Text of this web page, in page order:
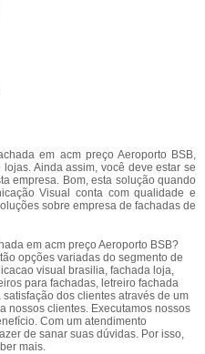
em acm preço Aeroporto BSB,
Ainda assim, você deve estar se
empresa. Bom, esta solução quando
Visual conta com qualidade e
sobre empresa de fachadas de
em acm preço Aeroporto BSB?
opções variadas do segmento de
visual brasilia, fachada loja,
para fachadas, letreiro fachada
dos clientes através de um
nossos clientes. Executamos nossos
Com um atendimento
de sanar suas dúvidas. Por isso,
mais.